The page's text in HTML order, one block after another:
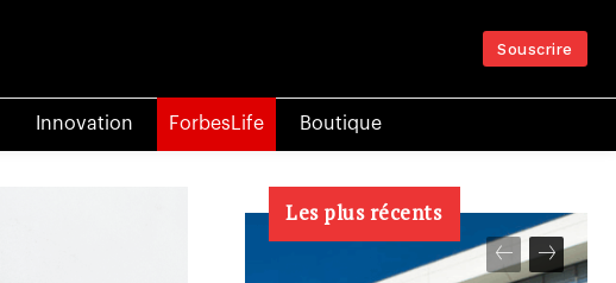
Souscrire
Innovation ForbesLife Boutique
Les plus récents